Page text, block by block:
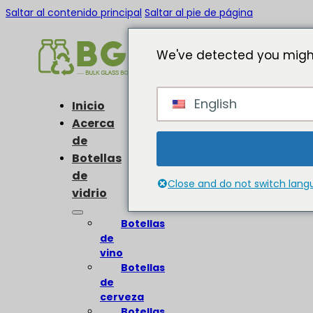
Saltar al contenido principal Saltar al pie de página
Inicio
Acerca
de
Botellas
de
vidrio
Botellas
de
vino
Botellas
de
cerveza
We've detected you
English
Close and do not switch